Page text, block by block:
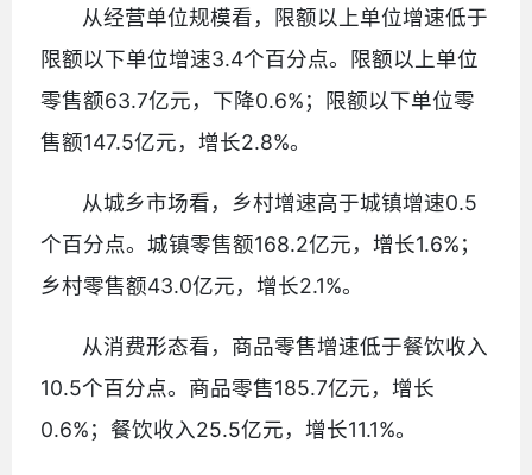
从经营单位规模看，限额以上单位增速低于
限额以下单位增速3.4个百分点。限额以上单位
零售额63.7亿元，下降0.6%；限额以下单位零
售额147.5亿元，增长2.8%。
从城乡市场看，乡村增速高于城镇增速0.5
个百分点。城镇零售额168.2亿元，增长1.6%；
乡村零售额43.0亿元，增长2.1%。
从消费形态看，商品零售增速低于餐饮收入
10.5个百分点。商品零售185.7亿元，增长
0.6%；餐饮收入25.5亿元，增长11.1%。